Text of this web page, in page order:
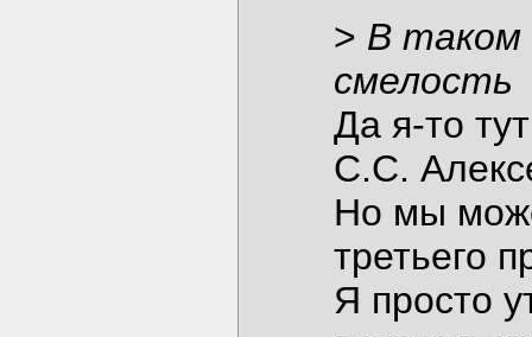
> В таком
смелость
Да я-то
С.С.
Но мы
третьего
Я просто